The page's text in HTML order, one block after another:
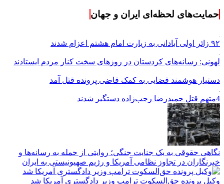
حمایت‌های لحظه‌ای ایران و جهان
۹۲ زائر اولی آبادانی به زیارت امام هشتم اعزام شدند
لهونی: رسانه‌های کردستان در روزهای سخت کنار مردم ایستادند
دستیار هوشمند قضایی به کمک قاضی پرونده قتل آمد
4متهم قتل حمیدرضا رجب‌زاده دستگیر شدند
نگاهی حقوقی به یک جنایت جنگی؛ روایتی از حمله به رسانه‌ها و
خبرنگاران در تجاوز نظامی آمریکا و رژیم صهیونیستی به ایران
وکیل پرونده حق‌السکوت ترامپ وزیر دادگستری آمریکا شد